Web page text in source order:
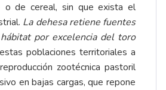
o de cereal, sin que exista el
La dehesa retiene fuentes
por excelencia del toro
poblaciones territoriales a
zootécnica pastoril
en bajas cargas, que repone